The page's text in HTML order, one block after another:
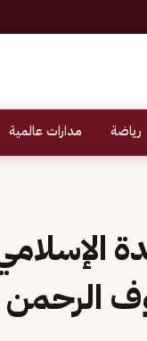
رياضة مدارات عالمية
الرحمن